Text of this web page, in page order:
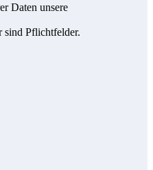
Daten unsere
sind Pflichtfelder.